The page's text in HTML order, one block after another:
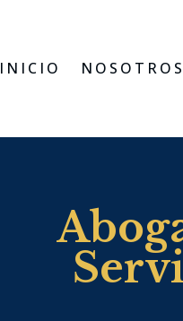
INICIO NOSOTROS